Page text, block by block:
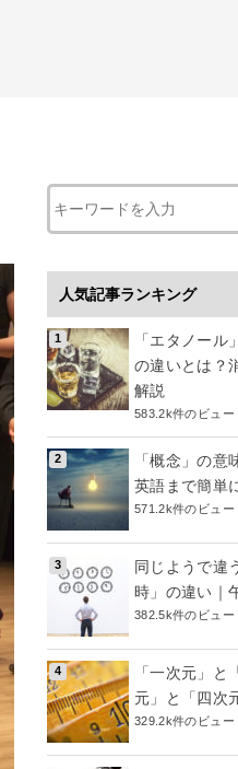
人気記事ランキング
「エタノール
の違いとは？
解説
583.2k件のビュー
「概念」の
英語まで簡単
571.2k件のビュー
同じようで違
時」の違い｜
382.5k件のビュー
「一次元」と
元」と「四次
329.2k件のビュー